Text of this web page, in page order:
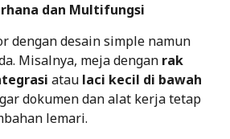
dan Multifungsi
dengan desain simple namun
Misalnya, meja dengan rak
atau laci kecil di bawah
dokumen dan alat kerja tetap
lemari.